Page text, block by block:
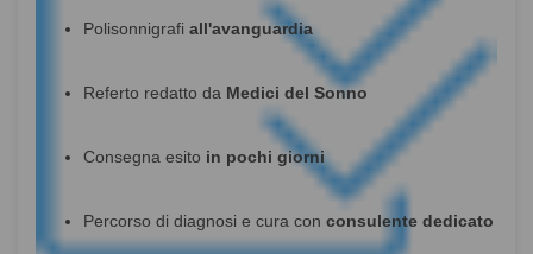
Polisonnigrafi all'avanguardia
Referto redatto da Medici del Sonno
Consegna esito in pochi giorni
Percorso di diagnosi e cura con consulente dedicato